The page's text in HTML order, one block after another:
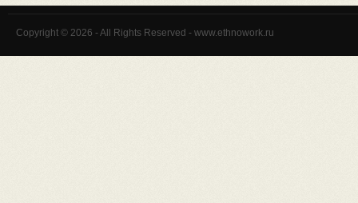
Copyright © 2026 - All Rights Reserved - www.ethnowork.ru